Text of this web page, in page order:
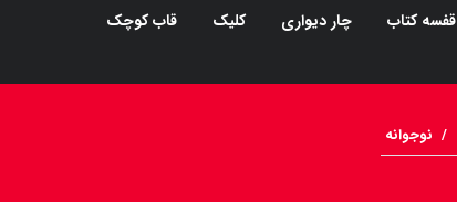
قفسه کتاب چار دیواری کلیک
قاب کوچک
/ نوجوانه